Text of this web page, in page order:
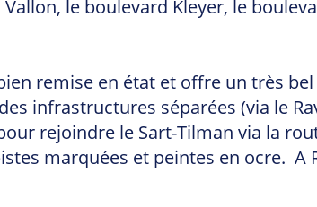
le boulevard Kleyer, le
remise en état et offre un très
infrastructures séparées (via le
rejoindre le Sart-Tilman via la
marquées et peintes en ocre. A